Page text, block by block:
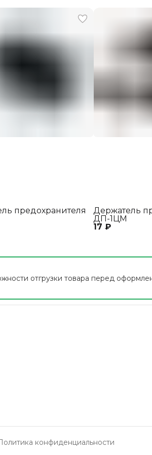
предохранителя
17 ₽
Держатель
ДП-1ЦМ
отгрузки товара перед
конфиденциальности